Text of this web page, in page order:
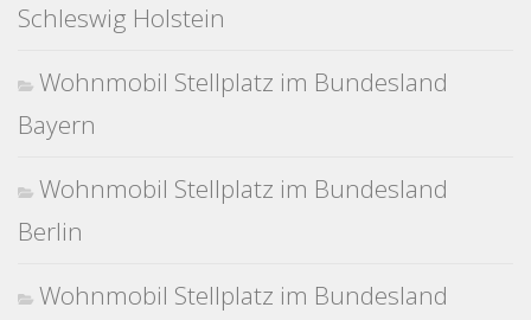
Schleswig Holstein
Wohnmobil Stellplatz im Bundesland
Bayern
Wohnmobil Stellplatz im Bundesland
Berlin
Wohnmobil Stellplatz im Bundesland